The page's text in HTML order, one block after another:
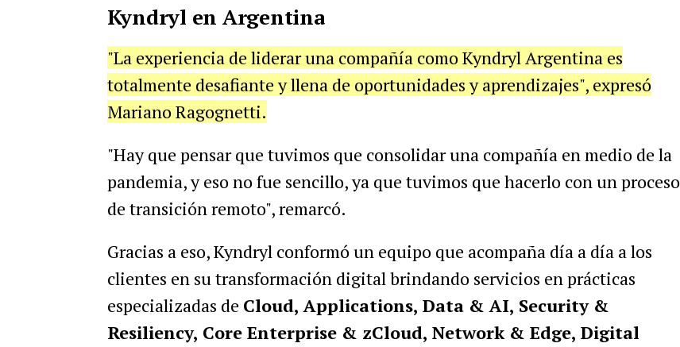
Kyndryl en Argentina
"La experiencia de liderar una compañía como Kyndryl Argentina es
totalmente desafiante y llena de oportunidades y aprendizajes", expresó
Mariano Ragognetti.
"Hay que pensar que tuvimos que consolidar una compañía en medio de la
pandemia, y eso no fue sencillo, ya que tuvimos que hacerlo con un proceso
de transición remoto", remarcó.
Gracias a eso, Kyndryl conformó un equipo que acompaña día a día a los
clientes en su transformación digital brindando servicios en prácticas
especializadas de Cloud, Applications, Data & AI, Security &
Resiliency, Core Enterprise & zCloud, Network & Edge, Digital